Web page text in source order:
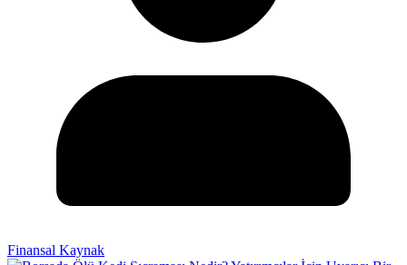
Finansal Kaynak